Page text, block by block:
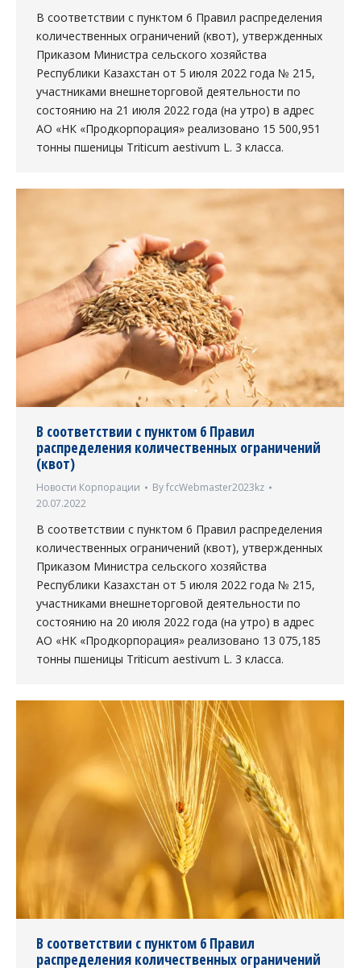
В соответствии с пунктом 6 Правил распределения
количественных ограничений (квот), утвержденных
Приказом Министра сельского хозяйства
Республики Казахстан от 5 июля 2022 года № 215,
участниками внешнеторговой деятельности по
состоянию на 21 июля 2022 года (на утро) в адрес
АО «НК «Продкорпорация» реализовано 15 500,951
тонны пшеницы Triticum aestivum L. 3 класса.
В соответствии с пунктом 6 Правил
распределения количественных ограничений
(квот)
Новости Корпорации ByfccWebmaster2023kz
20.07.2022
В соответствии с пунктом 6 Правил распределения
количественных ограничений (квот), утвержденных
Приказом Министра сельского хозяйства
Республики Казахстан от 5 июля 2022 года № 215,
участниками внешнеторговой деятельности по
состоянию на 20 июля 2022 года (на утро) в адрес
АО «НК «Продкорпорация» реализовано 13 075,185
тонны пшеницы Triticum aestivum L. 3 класса.
В соответствии с пунктом 6 Правил
распределения количественных ограничений